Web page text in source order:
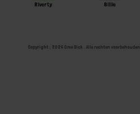
Riverty Billie
Copyright ; 2026 Ome Dick . Alle rechten voorbehouden